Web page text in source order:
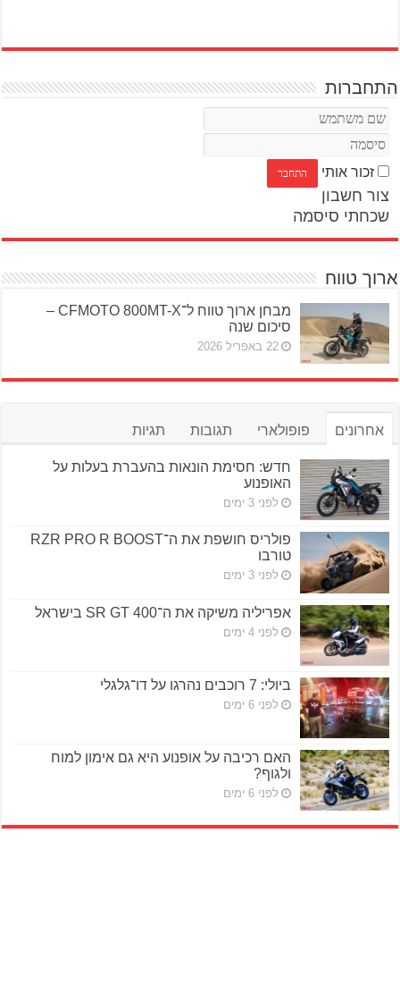
התחברות
זכור אותי
צור חשבון
שכחתי סיסמה
ארוך טווח
מבחן ארוך טווח ל־CFMOTO 800MT-X –
סיכום שנה
22 באפריל 2026
אחרונים פופולארי תגובות תגיות
חדש: חסימת הונאות בהעברת בעלות על
האופנוע
לפני 3 ימים
פולריס חושפת את ה־RZR PRO R BOOST
טורבו
לפני 3 ימים
אפריליה משיקה את ה־SR GT 400 בישראל
לפני 4 ימים
ביולי: 7 רוכבים נהרגו על דו־גלגלי
לפני 6 ימים
האם רכיבה על אופנוע היא גם אימון למוח
ולגוף?
לפני 6 ימים